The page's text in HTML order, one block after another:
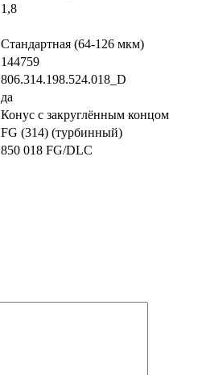
1,8
Стандартная (64-126 мкм)
144759
806.314.198.524.018_D
да
Конус с закруглённым концом
FG (314) (турбинный)
850 018 FG/DLC